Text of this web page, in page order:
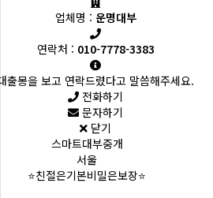
업체명 : 운명대부
연락처 : 010-7778-3383
출몽을 보고 연락드렸다고 말씀해주세요.
전화하기
문자하기
닫기
스마트대부중개
서울
⭐친절은기본비밀은보장⭐